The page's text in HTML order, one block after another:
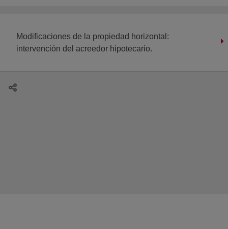
Modificaciones de la propiedad horizontal:
intervención del acreedor hipotecario.